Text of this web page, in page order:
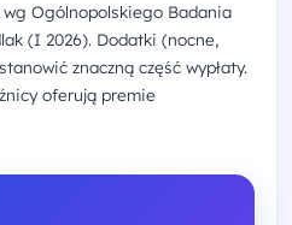
wg Ogólnopolskiego Badania
(I 2026). Dodatki (nocne,
znaczną część wypłaty.
oferują premie